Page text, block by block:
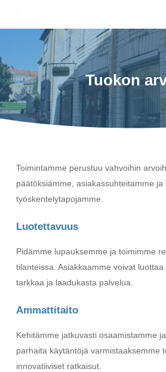
Tuokon
Toimintamme perustuu vahvoihin
päätöksiämme, asiakassuhteitamme ja
työskentelytapojamme.
Luotettavuus
Pidämme lupauksemme ja toimimme
tilanteissa. Asiakkaamme voivat
tarkkaa ja laadukasta palvelua.
Ammattitaito
Kehitämme jatkuvasti osaamistamme
parhaita käytäntöjä varmistaaksemme
innovatiiviset ratkaisut.